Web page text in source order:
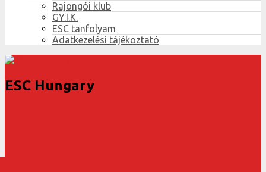
Rajongói klub
GY.I.K.
ESC tanfolyam
Adatkezelési tájékoztató
ESC Hungary